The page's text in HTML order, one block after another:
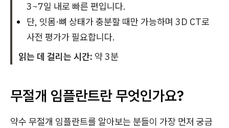
3~7일 내로 빠른 편입니다.
단, 잇몸·뼈 상태가 충분할 때만 가능하며 3D CT로
사전 평가가 필요합니다.
읽는 데 걸리는 시간: 약 3분
무절개 임플란트란 무엇인가요?
약수 무절개 임플란트를 알아보는 분들이 가장 먼저 궁금